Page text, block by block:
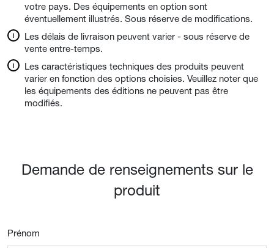
votre pays. Des équipements en option sont
éventuellement illustrés. Sous réserve de modifications.
Les délais de livraison peuvent varier - sous réserve de
vente entre-temps.
Les caractéristiques techniques des produits peuvent
varier en fonction des options choisies. Veuillez noter que
les équipements des éditions ne peuvent pas être
modifiés.
Demande de renseignements sur le
produit
Prénom